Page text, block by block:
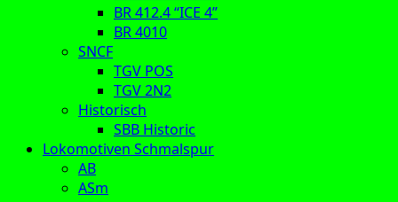
BR 412.4 “ICE 4”
BR 4010
SNCF
TGV POS
TGV 2N2
Historisch
SBB Historic
Lokomotiven Schmalspur
AB
ASm